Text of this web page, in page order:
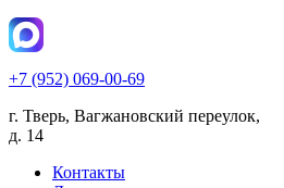
+7 (952) 069-00-69
г. Тверь, Вагжановский переулок,
д. 14
Контакты